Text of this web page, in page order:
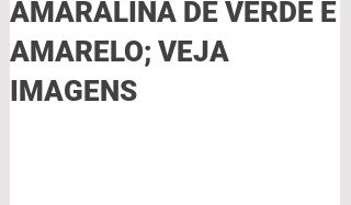
AMARALINA DE VERDE E
AMARELO; VEJA
IMAGENS